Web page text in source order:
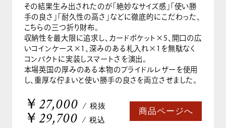
その結果生み出されたのが「絶妙なサイズ感」「使い勝
手の良さ」「耐久性の高さ」などに徹底的にこだわった、
こちらの三つ折り財布。
収納性を最大限に追求し、カードポケット×5、開口の広
いコインケース×1、深みのある札入れ×1を無駄なく
コンパクトに実装しスマートさを演出。
本場英国の厚みのある本物のブライドルレザーを使用
し、重厚な佇まいと使い勝手の良さを両立させました。
￥27,000 / 税抜
￥29,700 / 税込
商品ページへ